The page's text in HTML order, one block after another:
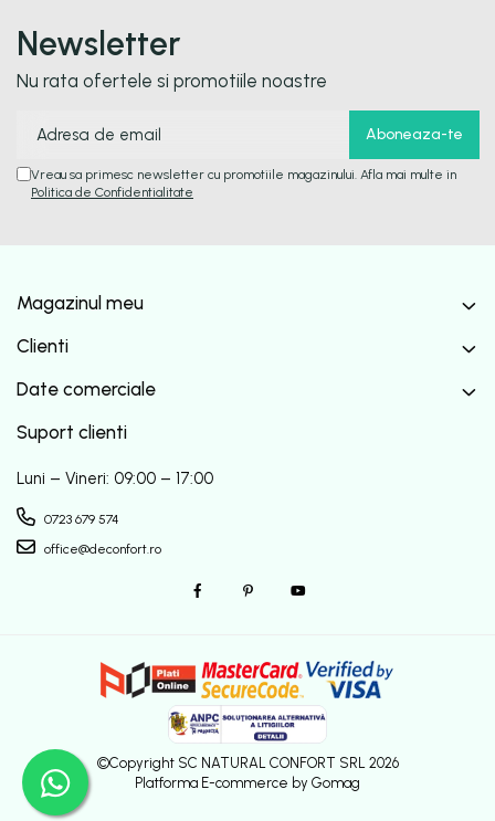
Newsletter
Nu rata ofertele si promotiile noastre
Vreau sa primesc newsletter cu promotiile magazinului. Afla mai multe in
Politica de Confidentialitate
Magazinul meu
Clienti
Date comerciale
Suport clienti
Luni – Vineri: 09:00 – 17:00
0723 679 574
office@deconfort.ro
©Copyright SC NATURAL CONFORT SRL 2026
Platforma E-commerce by Gomag